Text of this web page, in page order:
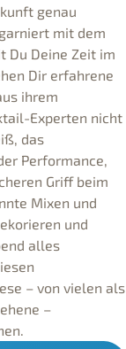
genau
mit dem
Du Deine Zeit im
Dir erfahrene
ihrem
Experten nicht
das
Performance,
Griff beim
Mixen und
und
alles
– von vielen als
–